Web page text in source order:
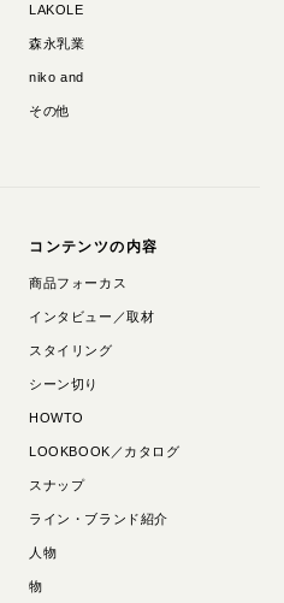
LAKOLE
森永乳業
niko and
その他
コンテンツの内容
商品フォーカス
インタビュー／取材
スタイリング
シーン切り
HOWTO
LOOKBOOK／カタログ
スナップ
ライン・ブランド紹介
人物
物